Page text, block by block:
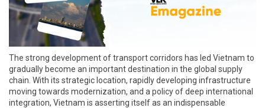
The strong development of transport corridors has led Vietnam to
gradually become an important destination in the global supply
chain. With its strategic location, rapidly developing infrastructure
moving towards modernization, and a policy of deep international
integration, Vietnam is asserting itself as an indispensable